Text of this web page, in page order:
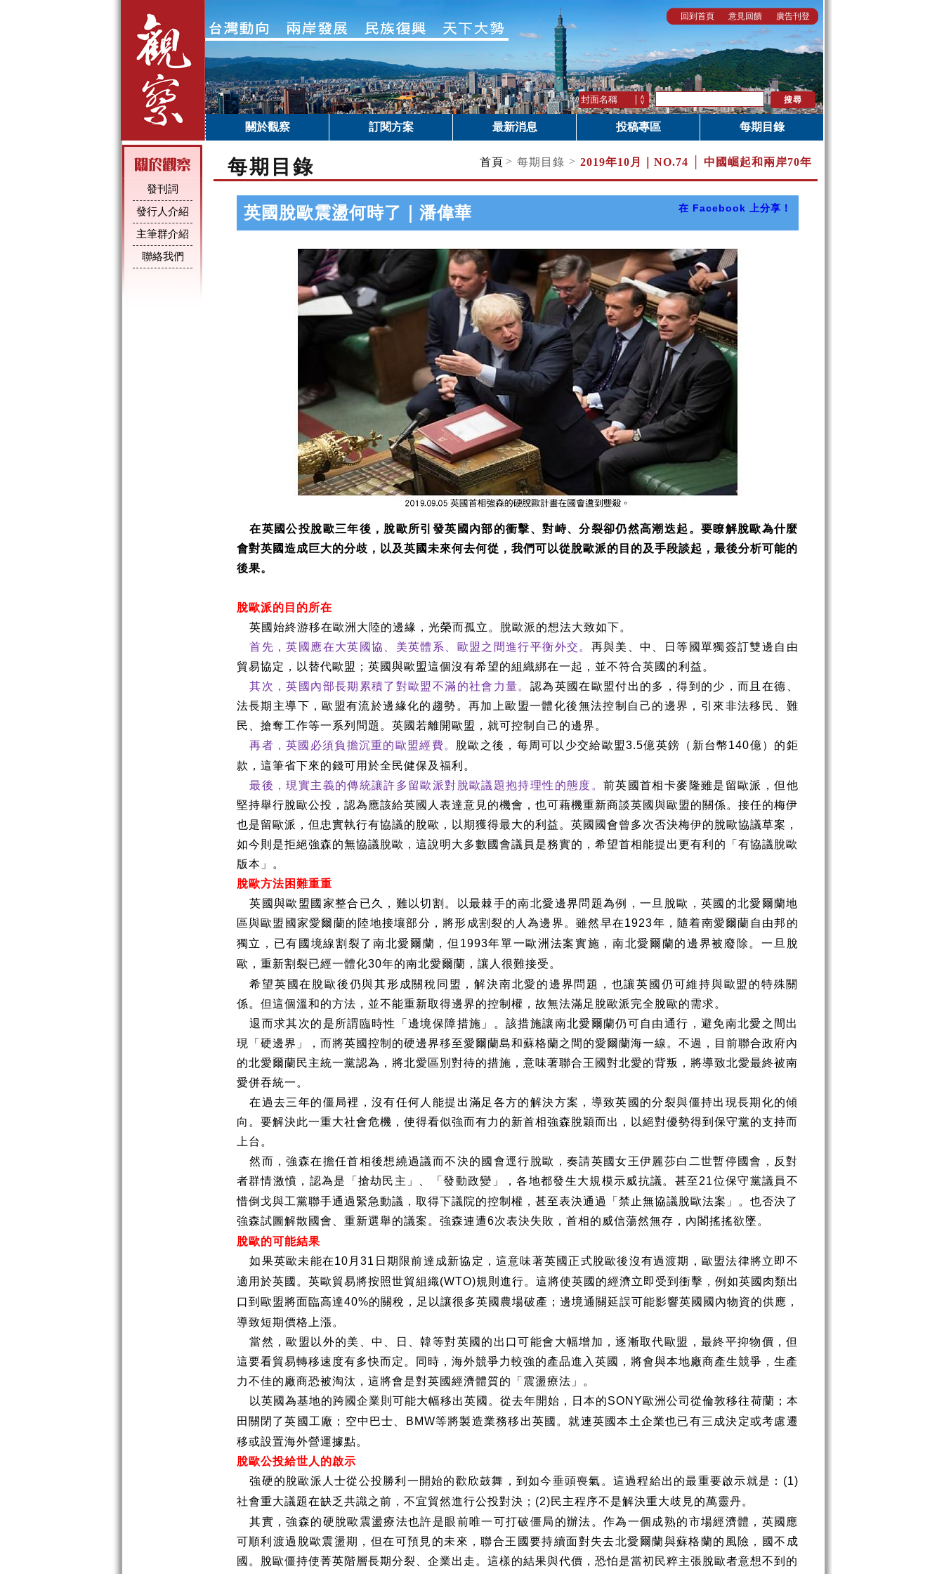
回到首頁 意見回饋 廣告刊登
關於觀察 訂閱方案 最新消息 投稿專區 每期目錄
發刊詞
發行人介紹
主筆群介紹
聯絡我們
每期目錄 首頁 > 每期目錄 > 2019年10月｜ NO.74 │ 中國崛起和兩岸70年
英國脫歐震盪何時了｜潘偉華 在 Facebook 上分享！
在英國公投脫歐三年後，脫歐所引發英國內部的衝擊、對峙、分裂卻仍然高潮迭起。要瞭解脫歐為什麼
會對英國造成巨大的分歧，以及英國未來何去何從，我們可以從脫歐派的目的及手段談起，最後分析可能的
後果。
脫歐派的目的所在
英國始終游移在歐洲大陸的邊緣，光榮而孤立。脫歐派的想法大致如下。
首先，英國應在大英國協、美英體系、歐盟之間進行平衡外交。 再與美、中、日等國單獨簽訂雙邊自由
貿易協定，以替代歐盟；英國與歐盟這個沒有希望的組織綁在一起，並不符合英國的利益。
其次，英國內部長期累積了對歐盟不滿的社會力量。 認為英國在歐盟付出的多，得到的少，而且在德、
法長期主導下，歐盟有流於邊緣化的趨勢。再加上歐盟一體化後無法控制自己的邊界，引來非法移民、難
民、搶奪工作等一系列問題。英國若離開歐盟，就可控制自己的邊界。
再者，英國必須負擔沉重的歐盟經費。 脫歐之後，每周可以少交給歐盟3.5億英鎊（新台幣140億）的鉅
款，這筆省下來的錢可用於全民健保及福利。
最後，現實主義的傳統讓許多留歐派對脫歐議題抱持理性的態度。 前英國首相卡麥隆雖是留歐派，但他
堅持舉行脫歐公投，認為應該給英國人表達意見的機會，也可藉機重新商談英國與歐盟的關係。接任的梅伊
也是留歐派，但忠實執行有協議的脫歐，以期獲得最大的利益。英國國會曾多次否決梅伊的脫歐協議草案，
如今則是拒絕強森的無協議脫歐，這說明大多數國會議員是務實的，希望首相能提出更有利的「有協議脫歐
版本」。
脫歐方法困難重重
英國與歐盟國家整合已久，難以切割。以最棘手的南北愛邊界問題為例，一旦脫歐，英國的北愛爾蘭地
區與歐盟國家愛爾蘭的陸地接壤部分，將形成割裂的人為邊界。雖然早在1923年，隨着南愛爾蘭自由邦的
獨立，已有國境線割裂了南北愛爾蘭，但 1993年單一歐洲法案實施，南北愛爾蘭的邊界被廢除。一旦脫
歐，重新割裂已經一體化30年的南北愛爾蘭，讓人很難接受。
希望英國在脫歐後仍與其形成關稅同盟，解決南北愛的邊界問題，也讓英國仍可維持與歐盟的特殊關
係。但這個溫和的方法，並不能重新取得邊界的控制權，故無法滿足脫歐派完全脫歐的需求。
退而求其次的是所謂臨時性「邊境保障措施」。該措施讓南北愛爾蘭仍可自由通行，避免南北愛之間出
現「硬邊界」，而將英國控制的硬邊界移至愛爾蘭島和蘇格蘭之間的愛爾蘭海一線。不過，目前聯合政府內
的北愛爾蘭民主統一黨認為，將北愛區別對待的措施，意味著聯合王國對北愛的背叛，將導致北愛最終被南
愛併吞統一。
在過去三年的僵局裡，沒有任何人能提出滿足各方的解決方案，導致英國的分裂與僵持出現長期化的傾
向。要解決此一重大社會危機，使得看似強而有力的新首相強森脫穎而出，以絕對優勢得到保守黨的支持而
上台。
然而，強森在擔任首相後想繞過議而不決的國會逕行脫歐，奏請英國女王伊麗莎白二世暫停國會，反對
者群情激憤，認為是「搶劫民主」、「發動政變」，各地都發生大規模示威抗議。甚至21位保守黨議員不
惜倒戈與工黨聯手通過緊急動議，取得下議院的控制權，甚至表決通過「禁止無協議脫歐法案」。也否決了
強森試圖解散國會、重新選舉的議案。強森連遭6次表決失敗，首相的威信蕩然無存，內閣搖搖欲墜。
脫歐的可能結果
如果英歐未能在10月31 日期限前達成新協定，這意味著英國正式脫歐後沒有過渡期，歐盟法律將立即不
適用於英國。英歐貿易將按照世貿組織(WTO)規則進行。這將使英國的經濟立即受到衝擊，例如英國肉類出
口到歐盟將面臨高達40%的關稅，足以讓很多英國農場破產；邊境通關延誤可能影響英國國內物資的供應，
導致短期價格上漲。
當然，歐盟以外的美、中、日、韓等對英國的出口可能會大幅增加，逐漸取代歐盟，最終平抑物價，但
這要看貿易轉移速度有多快而定。同時，海外競爭力較強的產品進入英國，將會與本地廠商產生競爭，生產
力不佳的廠商恐被淘汰，這將會是對英國經濟體質的「震盪療法」。
以英國為基地的跨國企業則可能大幅移出英國。從去年開始，日本的SONY歐洲公司從倫敦移往荷蘭；本
田關閉了英國工廠；空中巴士、
BMW等將製造業務移出英國。就連英國本土企業也已有三成決定或考慮遷
移或設置海外營運據點。
脫歐公投給世人的啟示
強硬的脫歐派人士從公投勝利一開始的歡欣鼓舞，到如今垂頭喪氣。這過程給出的最重要啟示就是： (1)
社會重大議題在缺乏共識之前，不宜貿然進行公投對決； (2)民主程序不是解決重大歧見的萬靈丹。
其實，強森的硬脫歐震盪療法也許是眼前唯一可打破僵局的辦法。作為一個成熟的市場經濟體，英國應
可順利渡過脫歐震盪期，但在可預見的未來，聯合王國要持續面對失去北愛爾蘭與蘇格蘭的風險，國不成
國。脫歐僵持使菁英階層長期分裂、企業出走。這樣的結果與代價，恐怕是當初民粹主張脫歐者意想不到的